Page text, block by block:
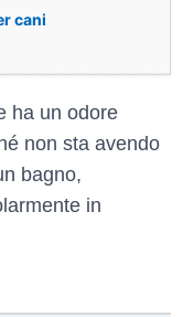
cani
ha un odore
non sta avendo
bagno,
in